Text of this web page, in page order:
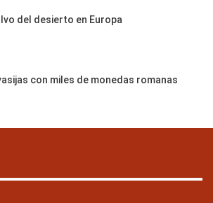
del desierto en Europa
con miles de monedas romanas